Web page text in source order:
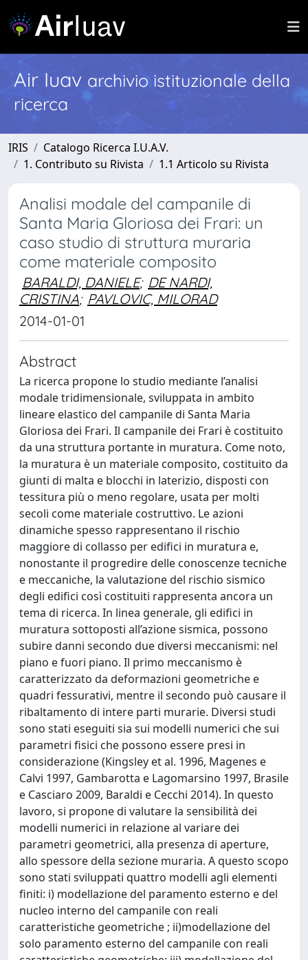
Air Iuav archivio istituzionale della
ricerca
IRIS
Catalogo Ricerca I.U.A.V.
1. Contributo su Rivista
1.1 Articolo su Rivista
Analisi modale del campanile di
Santa Maria Gloriosa dei Frari: un
caso studio di struttura muraria
come materiale composito
BARALDI, DANIELE; DE NARDI,
CRISTINA; PAVLOVIC, MILORAD
2014-01-01
Abstract
La ricerca propone lo studio mediante l’analisi
modale tridimensionale, sviluppata in ambito
lineare elastico del campanile di Santa Maria
Gloriosa dei Frari. Il campanile dei Frari è costituito
da una struttura portante in muratura. Come noto,
la muratura è un materiale composito, costituito da
giunti di malta e blocchi in laterizio, disposti con
tessitura più o meno regolare, usata per molti
secoli come materiale costruttivo. Le azioni
dinamiche spesso rappresentano il rischio
maggiore di collasso per edifici in muratura e,
nonostante il progredire delle conoscenze tecniche
e meccaniche, la valutazione del rischio sismico
degli edifici così costituiti rappresenta ancora un
tema di ricerca. In linea generale, gli edifici in
muratura sottoposti all’azione sismica, possono
subire danni secondo due diversi meccanismi: nel
piano e fuori piano. Il primo meccanismo è
caratterizzato da deformazioni geometriche e
quadri fessurativi, mentre il secondo può causare il
ribaltamento di intere parti murarie. Diversi studi
sono stati eseguiti sia sui modelli numerici che sui
parametri fisici che possono essere presi in
considerazione (Kingsley et al. 1996, Magenes e
Calvi 1997, Gambarotta e Lagomarsino 1997, Brasile
e Casciaro 2009, Baraldi e Cecchi 2014). In questo
lavoro, si propone di valutare la sensibilità dei
modelli numerici in relazione al variare dei
parametri geometrici, alla presenza di aperture,
allo spessore della sezione muraria. A questo scopo
sono stati sviluppati quattro modelli agli elementi
finiti: i) modellazione del paramento esterno e del
nucleo interno del campanile con reali
caratteristiche geometriche ; ii)modellazione del
solo paramento esterno del campanile con reali